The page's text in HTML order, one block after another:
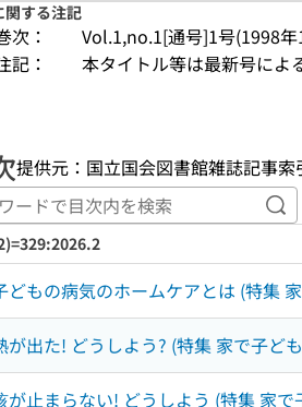
関する注記
次：
Vol.1,no.1[通号]1号(1998年
記：
本タイトル等は最新号によ
提供元：国立国会図書館雑誌記事索
キ
どもの病気のホームケアとは (特集
が出た! どうしよう? (特集 家で子ど
が止まらない! どうしよう (特集 家